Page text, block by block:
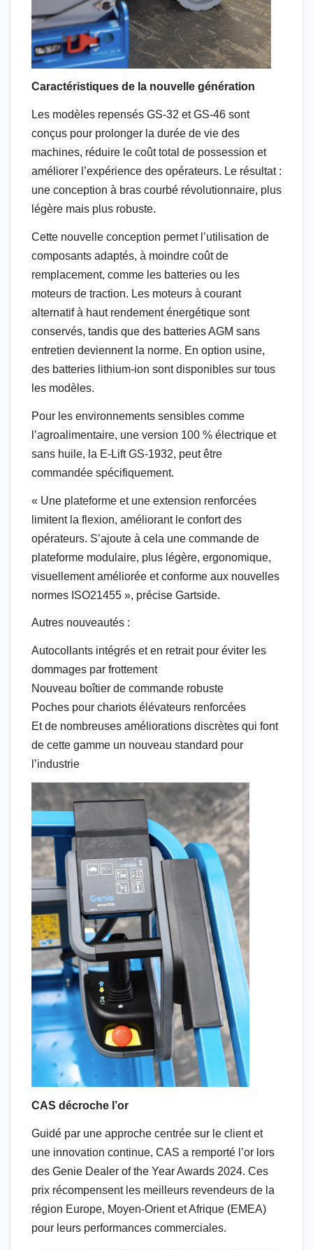
Caractéristiques de la nouvelle génération
Les modèles repensés GS-32 et GS-46 sont
conçus pour prolonger la durée de vie des
machines, réduire le coût total de possession et
améliorer l’expérience des opérateurs. Le résultat :
une conception à bras courbé révolutionnaire, plus
légère mais plus robuste.
Cette nouvelle conception permet l’utilisation de
composants adaptés, à moindre coût de
remplacement, comme les batteries ou les
moteurs de traction. Les moteurs à courant
alternatif à haut rendement énergétique sont
conservés, tandis que des batteries AGM sans
entretien deviennent la norme. En option usine,
des batteries lithium-ion sont disponibles sur tous
les modèles.
Pour les environnements sensibles comme
l’agroalimentaire, une version 100 % électrique et
sans huile, la E-Lift GS-1932, peut être
commandée spécifiquement.
« Une plateforme et une extension renforcées
limitent la flexion, améliorant le confort des
opérateurs. S’ajoute à cela une commande de
plateforme modulaire, plus légère, ergonomique,
visuellement améliorée et conforme aux nouvelles
normes ISO21455 », précise Gartside.
Autres nouveautés :
Autocollants intégrés et en retrait pour éviter les
dommages par frottement
Nouveau boîtier de commande robuste
Poches pour chariots élévateurs renforcées
Et de nombreuses améliorations discrètes qui font
de cette gamme un nouveau standard pour
l’industrie
CAS décroche l’or
Guidé par une approche centrée sur le client et
une innovation continue, CAS a remporté l’or lors
des Genie Dealer of the Year Awards 2024. Ces
prix récompensent les meilleurs revendeurs de la
région Europe, Moyen-Orient et Afrique (EMEA)
pour leurs performances commerciales.